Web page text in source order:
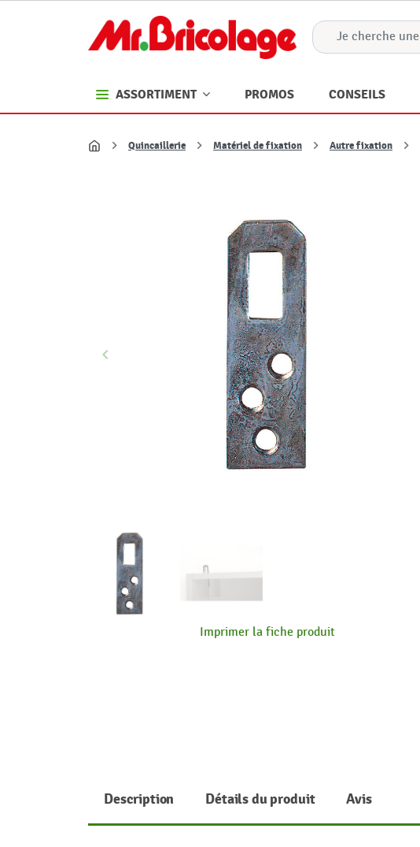
ASSORTIMENT PROMOS CONSEILS
Accueil
Quincaillerie Matériel de fixation Autre fixation
Précédent
keyboard_arrow_left
Imprimer la fiche produit
Description Détails du produit Avis